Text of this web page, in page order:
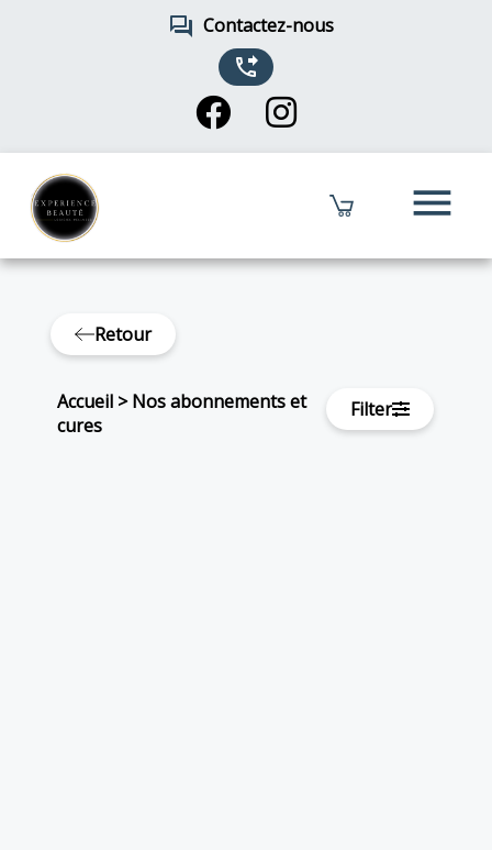
forum Contactez-nous
phone_forwarded
menu
Retour
Accueil >Nos abonnements et
cures
Filter